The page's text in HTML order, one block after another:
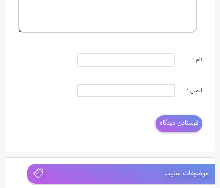
نام*
ایمیل*
موضوعات سایت